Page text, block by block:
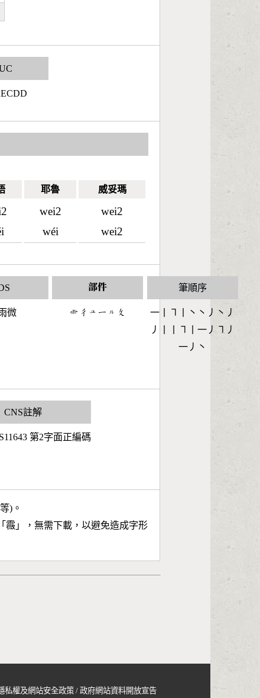
耶魯 威妥瑪
wei2
wéi
wei2
wei2
微
部件
󶇅󶁾󶁉󶀀󶀷󶃜
筆順序
一丨㇕丨丶丶丿丶丿
丿丨丨㇕丨一丿㇕丿
一丿丶
CNS註解
第2字面正編碼
)。
霺 」，無需下載，以避免造成字形
私權及網站安全政策 /政府網站資料開放宣告